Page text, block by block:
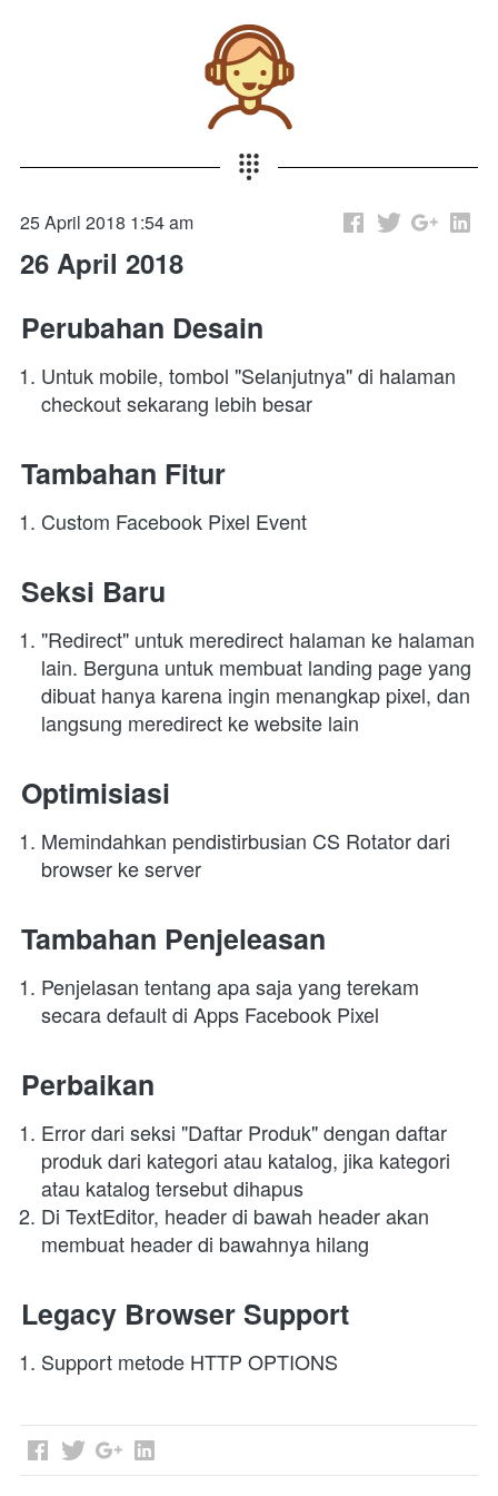
25 April 2018 1:54 am
26 April 2018
Perubahan Desain
Untuk mobile, tombol "Selanjutnya" di halaman
checkout sekarang lebih besar
Tambahan Fitur
Custom Facebook Pixel Event
Seksi Baru
"Redirect" untuk meredirect halaman ke halaman
lain. Berguna untuk membuat landing page yang
dibuat hanya karena ingin menangkap pixel, dan
langsung meredirect ke website lain
Optimisiasi
Memindahkan pendistirbusian CS Rotator dari
browser ke server
Tambahan Penjeleasan
Penjelasan tentang apa saja yang terekam
secara default di Apps Facebook Pixel
Perbaikan
Error dari seksi "Daftar Produk" dengan daftar
produk dari kategori atau katalog, jika kategori
atau katalog tersebut dihapus
Di TextEditor, header di bawah header akan
membuat header di bawahnya hilang
Legacy Browser Support
Support metode HTTP OPTIONS